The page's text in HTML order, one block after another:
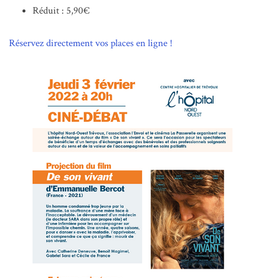
Réduit : 5,90€
Réservez directement vos places en ligne !